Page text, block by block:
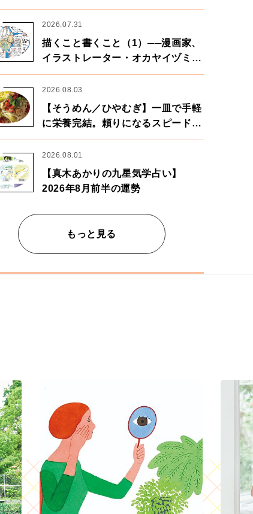
す。天下に向けた兄弟の分岐点。
2026.07.31
描くこと書くこと（1）──漫画家、
イラストレーター・オカヤイヅミさ
ん×漫画家・鶴谷香央理さん
2026.08.03
【そうめん／ひやむぎ】一皿で手軽
に栄養完結。頼りになるスピードパ
ワー麺
2026.08.01
【真木あかりの九星気学占い】
2026年8月前半の運勢
もっと見る